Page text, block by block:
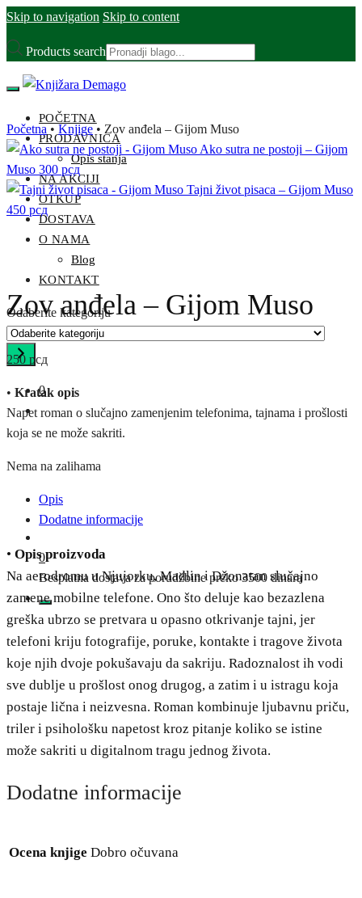
Skip to navigation Skip to content
Products search
POČETNA
PRODAVNICA
Opis stanja
NA AKCIJI
OTKUP
DOSTAVA
O NAMA
Blog
KONTAKT
Odaberite kategoriju
0
0
Besplatna dostava za porudžbine preko 3500 dinara
Početna • Knjige • Zov anđela – Gijom Muso
Ako sutra ne postoji – Gijom
Muso 300 рсд
Tajni život pisaca – Gijom Muso
450 рсд
Zov anđela – Gijom Muso
250 рсд
• Kratak opis
Napet roman o slučajno zamenjenim telefonima, tajnama i prošlosti
koja se ne može sakriti.
Nema na zalihama
Opis
Dodatne informacije
• Opis proizvoda
Na aerodromu u Njujorku, Madlin i Džonatan slučajno
zamene mobilne telefone. Ono što deluje kao bezazlena
greška ubrzo se pretvara u opasno otkrivanje tajni, jer
telefoni kriju fotografije, poruke, kontakte i tragove života
koje njih dvoje pokušavaju da sakriju. Radoznalost ih vodi
sve dublje u prošlost onog drugog, a zatim i u istragu koja
postaje lična i neizvesna. Roman kombinuje ljubavnu priču,
triler i psihološku napetost kroz pitanje koliko se istine
može sakriti u digitalnom tragu jednog života.
Dodatne informacije
Ocena knjige Dobro očuvana